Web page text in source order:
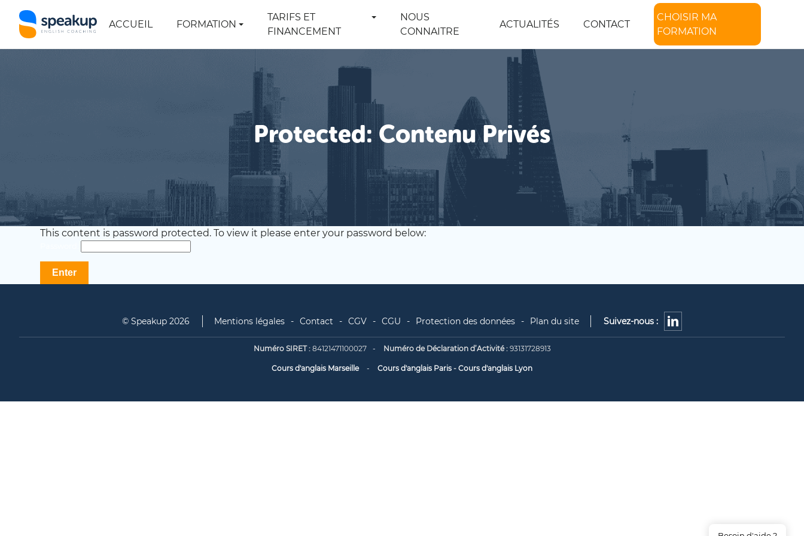
ACCUEIL FORMATION
TARIFS ET
FINANCEMENT
NOUS
CONNAITRE
ACTUALITÉS CONTACT
CHOISIR MA
FORMATION
Protected: Contenu Privés
This content is password protected. To view it please enter your password below:
© Speakup 2026
Numéro SIRET : 84121471100027 Numéro de Déclaration d’Activité : 93131728913
Cours d'anglais Marseille Cours d'anglais Paris - Cours d'anglais Lyon
Mentions légales Contact CGV CGU Protection des données Plan du site Suivez-nous :